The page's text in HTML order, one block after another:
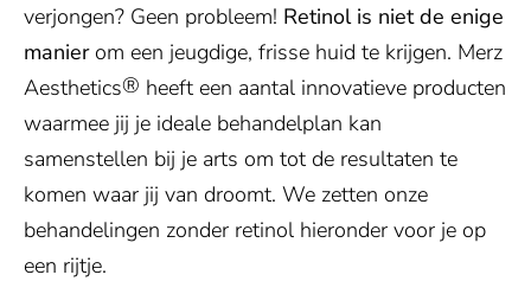
verjongen? Geen probleem! Retinol is niet de enige
manierom een jeugdige, frisse huid te krijgen. Merz
Aesthetics® heeft een aantal innovatieve producten
waarmee jij je ideale behandelplan kan
samenstellen bij je arts om tot de resultaten te
komen waar jij van droomt. We zetten onze
behandelingen zonder retinol hieronder voor je op
een rijtje.